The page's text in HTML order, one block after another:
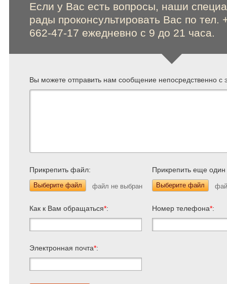
Если у Вас есть вопросы, наши
рады проконсультировать Вас по тел.
662-47-17 ежедневно с 9 до 21 часа.
Вы можете отправить нам сообщение непосредственно с
Прикрепить файл:
Выберите файл
Прикрепить еще
Выберите файл
Как к Вам обращаться*: Номер телефона*:
Электронная почта*: